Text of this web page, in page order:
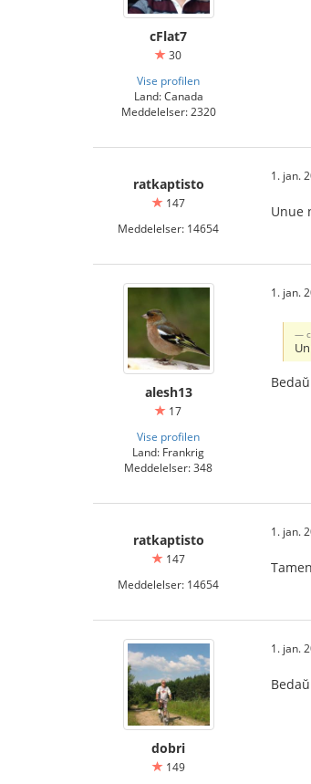
cFlat7
30
Vise profilen
Land: Canada
Meddelelser: 2320
ratkaptisto
147
Meddelelser: 14654
1. jan.
Unue
alesh13
17
Vise profilen
Land: Frankrig
Meddelelser: 348
1. jan.
ratkaptisto
147
Meddelelser: 14654
1. jan.
dobri
149
1. jan.